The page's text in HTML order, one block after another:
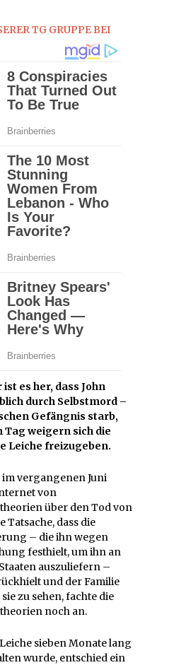
TG GRUPPE BEI
ist es her, dass John
durch Selbstmord –
Gefängnis starb,
Tag weigern sich die
Leiche freizugeben.
im vergangenen Juni
von
über den Tod von
Tatsache, dass die
– die ihn wegen
festhielt, um ihn an
auszuliefern –
und der Familie
zu sehen, fachte die
noch an.
sieben Monate lang
wurde, entschied ein